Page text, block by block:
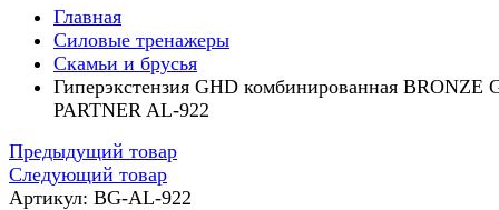
Главная
Силовые тренажеры
Скамьи и брусья
Гиперэкстензия GHD комбинированная BRONZE
PARTNER AL-922
Предыдущий товар
Следующий товар
Артикул: BG-AL-922